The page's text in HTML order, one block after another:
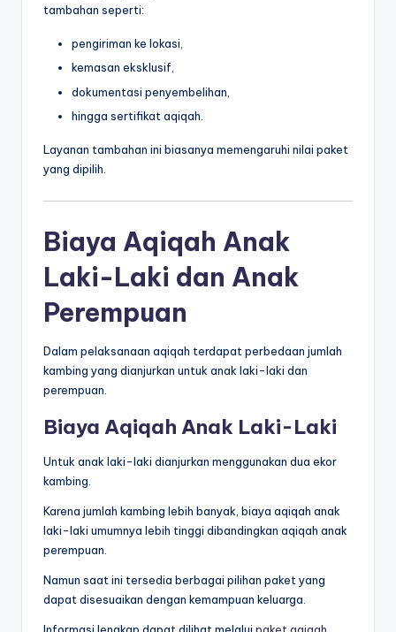
tambahan seperti:
pengiriman ke lokasi,
kemasan eksklusif,
dokumentasi penyembelihan,
hingga sertifikat aqiqah.
Layanan tambahan ini biasanya memengaruhi nilai paket
yang dipilih.
Biaya Aqiqah Anak
Laki-Laki dan Anak
Perempuan
Dalam pelaksanaan aqiqah terdapat perbedaan jumlah
kambing yang dianjurkan untuk anak laki-laki dan
perempuan.
Biaya Aqiqah Anak Laki-Laki
Untuk anak laki-laki dianjurkan menggunakan dua ekor
kambing.
Karena jumlah kambing lebih banyak, biaya aqiqah anak
laki-laki umumnya lebih tinggi dibandingkan aqiqah anak
perempuan.
Namun saat ini tersedia berbagai pilihan paket yang
dapat disesuaikan dengan kemampuan keluarga.
Informasi lengkap dapat dilihat melalui paket aqiqah